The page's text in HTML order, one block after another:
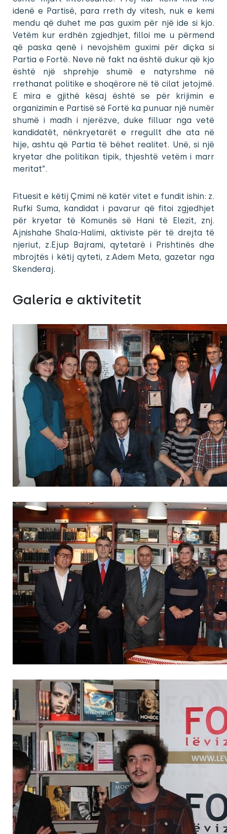
idenë e Partisë, para rreth dy vitesh, nuk e kemi
mendu që duhet me pas guxim për një ide si kjo.
Vetëm kur erdhën zgjedhjet, filloi me u përmend
që paska qenë i nevojshëm guximi për diçka si
Partia e Fortë. Neve në fakt na është dukur që kjo
është një shprehje shumë e natyrshme në
rrethanat politike e shoqërore në të cilat jetojmë.
E mira e gjithë kësaj është se për krijimin e
organizimin e Partisë së Fortë ka punuar një numër
shumë i madh i njerëzve, duke filluar nga vetë
kandidatët, nënkryetarët e rregullt dhe ata në
hije, ashtu që Partia të bëhet realitet. Unë, si një
kryetar dhe politikan tipik, thjeshtë vetëm i marr
meritat”.
Fituesit e këtij Çmimi në katër vitet e fundit ishin: z.
Rufki Suma, kandidat i pavarur që fitoi zgjedhjet
për kryetar të Komunës së Hani të Elezit, znj.
Ajnishahe Shala-Halimi, aktiviste për të drejta të
njeriut, z.Ejup Bajrami, qytetarë i Prishtinës dhe
mbrojtës i këtij qyteti, z.Adem Meta, gazetar nga
Skenderaj.
Galeria e aktivitetit